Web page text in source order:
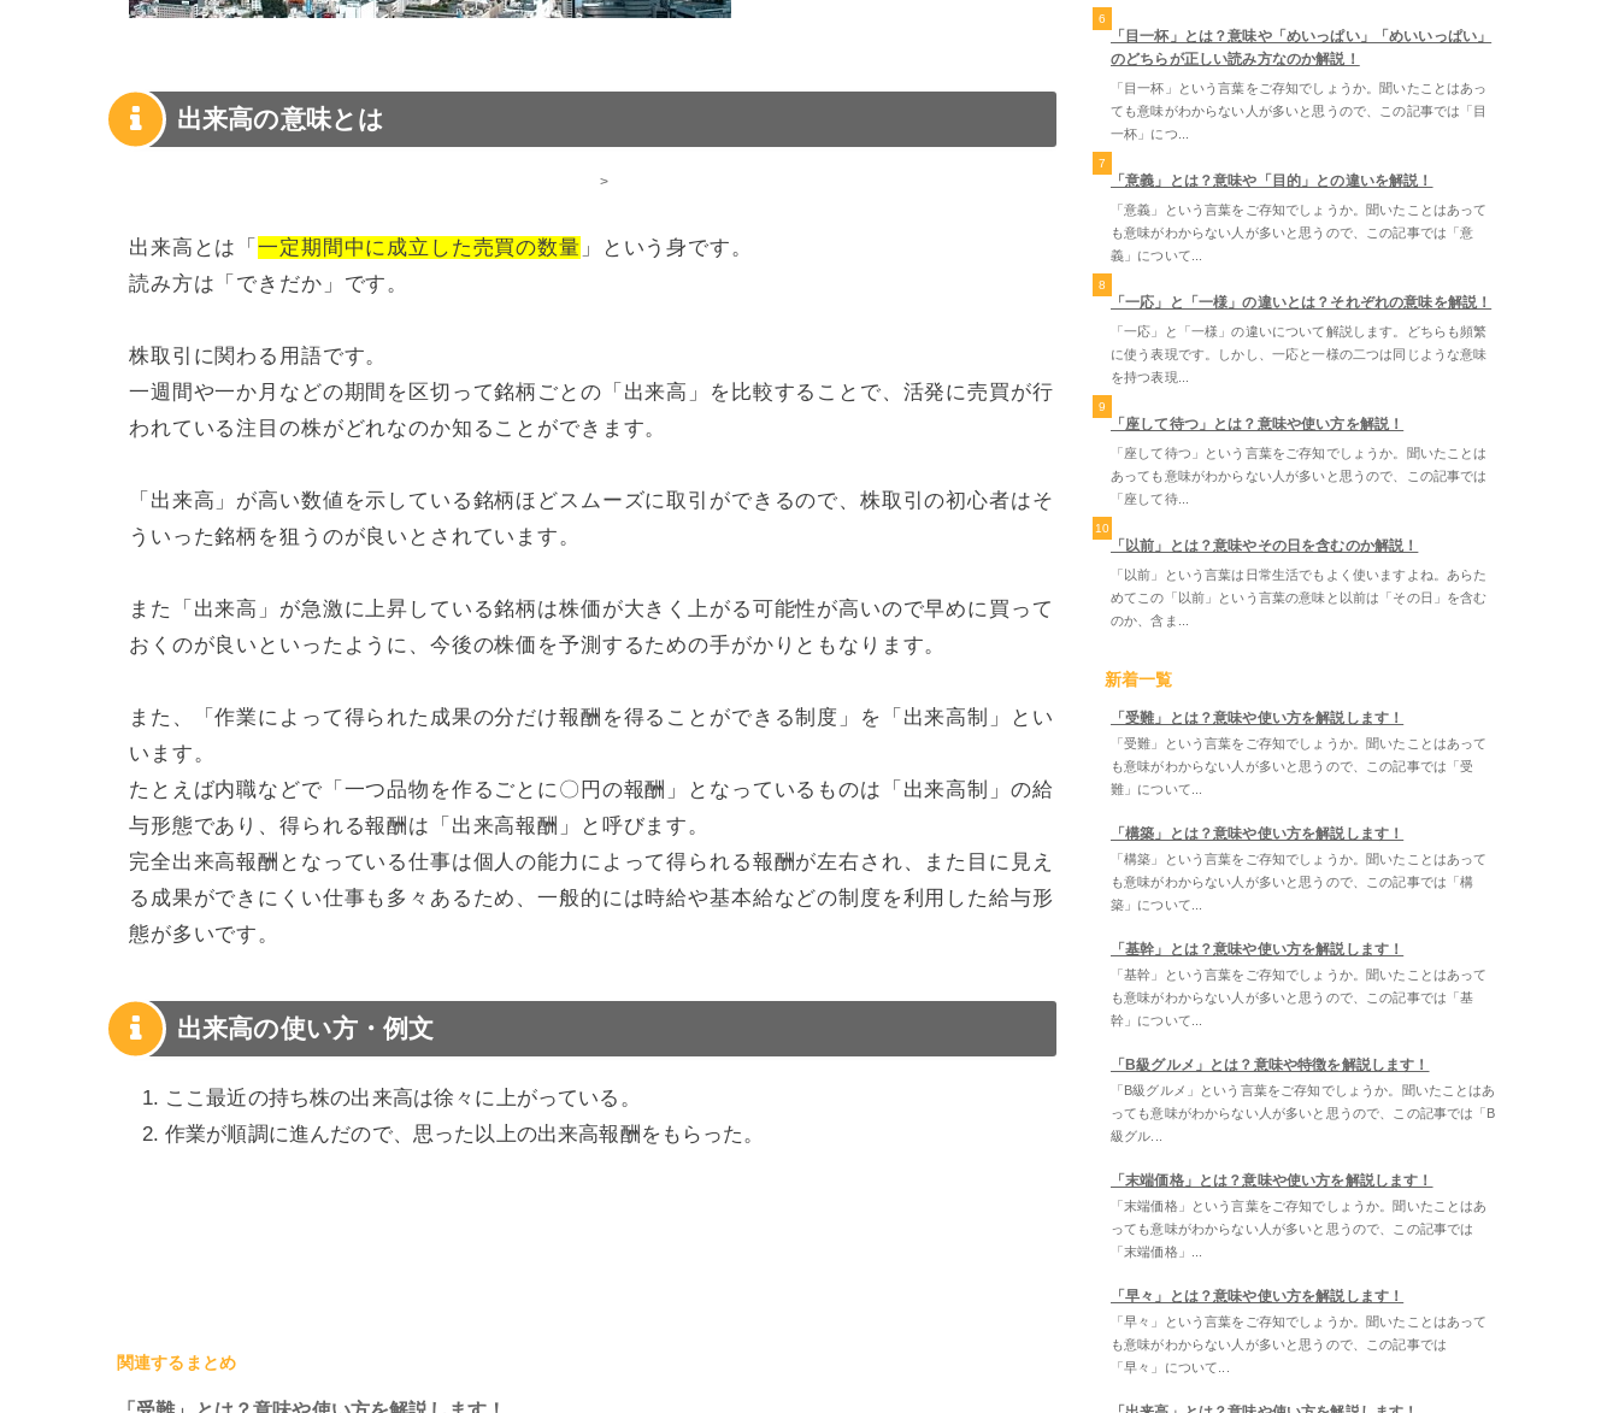
出来高の意味とは
>
出来高とは「一定期間中に成立した売買の数量 」という身です。
読み方は「できだか」です。
株取引に関わる用語です。
一週間や一か月などの期間を区切って銘柄ごとの「出来高」を比較することで、活発に売買が行
われている注目の株がどれなのか知ることができます。
「出来高」が高い数値を示している銘柄ほどスムーズに取引ができるので、株取引の初心者はそ
ういった銘柄を狙うのが良いとされています。
また「出来高」が急激に上昇している銘柄は株価が大きく上がる可能性が高いので早めに買って
おくのが良いといったように、今後の株価を予測するための手がかりともなります。
また、「作業によって得られた成果の分だけ報酬を得ることができる制度」を「出来高制」とい
います。
たとえば内職などで「一つ品物を作るごとに〇円の報酬」となっているものは「出来高制」の給
与形態であり、得られる報酬は「出来高報酬」と呼びます。
完全出来高報酬となっている仕事は個人の能力によって得られる報酬が左右され、また目に見え
る成果ができにくい仕事も多々あるため、一般的には時給や基本給などの制度を利用した給与形
態が多いです。
出来高の使い方・例文
ここ最近の持ち株の出来高は徐々に上がっている。
作業が順調に進んだので、思った以上の出来高報酬をもらった。
関連するまとめ
6
「目一杯」とは？意味や「めいっぱい」「めいいっぱい」
のどちらが正しい読み方なのか解説！
「目一杯」という言葉をご存知でしょうか。聞いたことはあっ
ても意味がわからない人が多いと思うので、この記事では「目
一杯」につ...
7
「意義」とは？意味や「目的」との違いを解説！
「意義」という言葉をご存知でしょうか。聞いたことはあって
も意味がわからない人が多いと思うので、この記事では「意
義」について...
8
「一応」と「一様」の違いとは？それぞれの意味を解説！
「一応」と「一様」の違いについて解説します。どちらも頻繁
に使う表現です。しかし、一応と一様の二つは同じような意味
を持つ表現...
9
「座して待つ」とは？意味や使い方を解説！
「座して待つ」という言葉をご存知でしょうか。聞いたことは
あっても意味がわからない人が多いと思うので、この記事では
「座して待...
10
「以前」とは？意味やその日を含むのか解説！
「以前」という言葉は日常生活でもよく使いますよね。あらた
めてこの「以前」という言葉の意味と以前は「その日」を含む
のか、含ま...
新着一覧
「受難」とは？意味や使い方を解説します！
「受難」という言葉をご存知でしょうか。聞いたことはあって
も意味がわからない人が多いと思うので、この記事では「受
難」について...
「構築」とは？意味や使い方を解説します！
「構築」という言葉をご存知でしょうか。聞いたことはあって
も意味がわからない人が多いと思うので、この記事では「構
築」について...
「基幹」とは？意味や使い方を解説します！
「基幹」という言葉をご存知でしょうか。聞いたことはあって
も意味がわからない人が多いと思うので、この記事では「基
幹」について...
「B級グルメ」とは？意味や特徴を解説します！
「B級グルメ」という言葉をご存知でしょうか。聞いたことはあ
っても意味がわからない人が多いと思うので、この記事では「B
級グル...
「末端価格」とは？意味や使い方を解説します！
「末端価格」という言葉をご存知でしょうか。聞いたことはあ
っても意味がわからない人が多いと思うので、この記事では
「末端価格」...
「早々」とは？意味や使い方を解説します！
「早々」という言葉をご存知でしょうか。聞いたことはあって
も意味がわからない人が多いと思うので、この記事では
「早々」について...